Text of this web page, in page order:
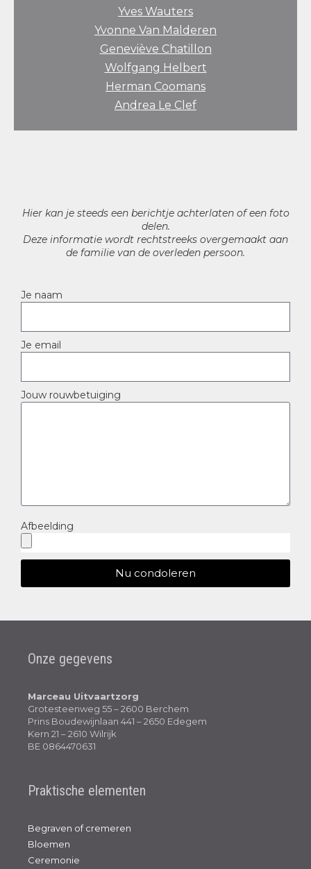
Yves Wauters
Yvonne Van Malderen
Geneviève Chatillon
Wolfgang Helbert
Herman Coomans
Andrea Le Clef
Hier kan je steeds een berichtje achterlaten of een foto
delen.
Deze informatie wordt rechtstreeks overgemaakt aan
de familie van de overleden persoon.
Je naam
Je email
Jouw rouwbetuiging
Afbeelding
Nu condoleren
Onze gegevens
Marceau Uitvaartzorg
Grotesteenweg 55 – 2600 Berchem
Prins Boudewijnlaan 441 – 2650 Edegem
Kern 21 – 2610 Wilrijk
BE 0864470631
Praktische elementen
Begraven of cremeren
Bloemen
Ceremonie